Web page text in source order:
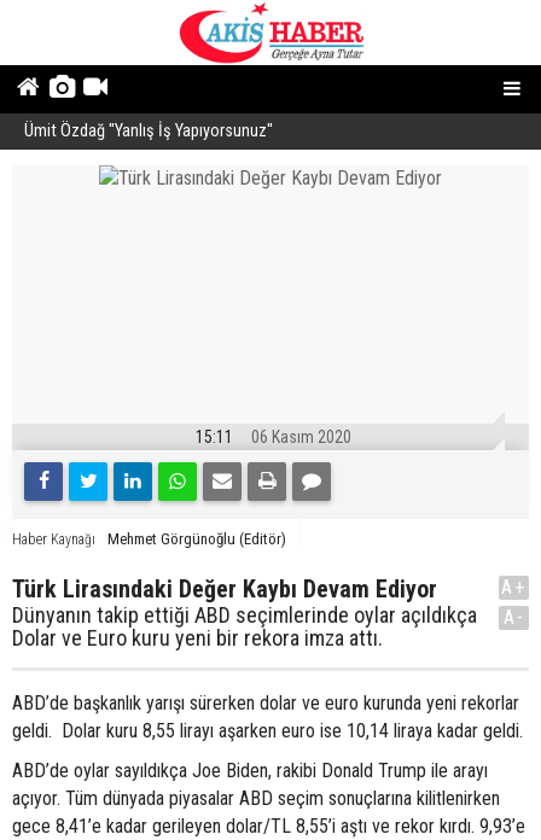
Ümit Özdağ ''Yanlış İş Yapıyorsunuz''
15:11 06 Kasım 2020
Haber Kaynağı Mehmet Görgünoğlu (Editör)
Türk Lirasındaki Değer Kaybı Devam Ediyor
Dünyanın takip ettiği ABD seçimlerinde oylar açıldıkça
Dolar ve Euro kuru yeni bir rekora imza attı.
A+
A-
ABD’de başkanlık yarışı sürerken dolar ve euro kurunda yeni rekorlar
geldi. Dolar kuru 8,55 lirayı aşarken euro ise 10,14 liraya kadar geldi.
ABD’de oylar sayıldıkça Joe Biden, rakibi Donald Trump ile arayı
açıyor. Tüm dünyada piyasalar ABD seçim sonuçlarına kilitlenirken
gece 8,41’e kadar gerileyen dolar/TL 8,55’i aştı ve rekor kırdı. 9,93’e